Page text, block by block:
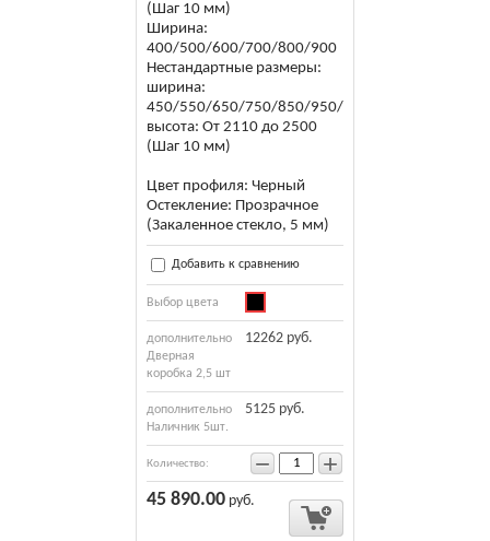
(Шаг 10 мм)
Ширина:
400/500/600/700/800/900
Нестандартные размеры:
ширина:
450/550/650/750/850/950/1000
высота: От 2110 до 2500
(Шаг 10 мм)
Цвет профиля: Черный
Остекление: Прозрачное
(Закаленное стекло, 5 мм)
Добавить к сравнению
Выбор цвета
дополнительно
Дверная
коробка 2,5 шт
12262 руб.
дополнительно
Наличник 5шт.
5125 руб.
Количество: − +
45 890.00 руб.